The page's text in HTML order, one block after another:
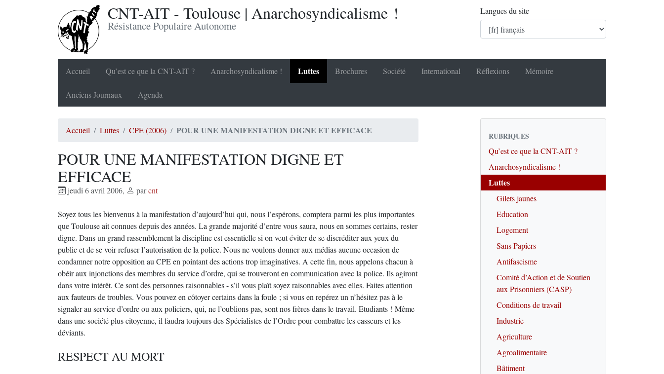
CNT-AIT - Toulouse | Anarchosyndicalisme !
Résistance Populaire Autonome
Langues du site
Accueil Qu’est ce que la CNT-AIT ? Anarchosyndicalisme ! Luttes Brochures Société International Réflexions Mémoire
Anciens Journaux Agenda
Accueil Luttes CPE (2006) POUR UNE MANIFESTATION DIGNE ET EFFICACE
POUR UNE MANIFESTATION DIGNE ET
EFFICACE
jeudi 6 avril 2006, parcnt
Soyez tous les bienvenus à la manifestation d’aujourd’hui qui, nous l’espérons, comptera parmi les plus importantes
que Toulouse ait connues depuis des années. La grande majorité d’entre vous saura, nous en sommes certains, rester
digne. Dans un grand rassemblement la discipline est essentielle si on veut éviter de se discréditer aux yeux du
public et de se voir refuser l’autorisation de la police. Nous ne voulons donner aux médias aucune occasion de
condamner notre opposition au CPE en pointant des actions trop imaginatives. A cette fin, nous appelons chacun à
obéir aux injonctions des membres du service d’ordre, qui se trouveront en communication avec la police. Ils agiront
dans votre intérêt. Ce sont des personnes raisonnables - s’il vous plaît soyez raisonnables avec elles. Faites attention
aux fauteurs de troubles. Vous pouvez en côtoyer certains dans la foule ; si vous en repérez un n’hésitez pas à le
signaler au service d’ordre ou aux policiers, qui, ne l’oublions pas, sont nos frères dans le travail. Etudiants ! Même
dans une société plus citoyenne, il faudra toujours des Spécialistes de l’Ordre pour combattre les casseurs et les
déviants.
RESPECT AU MORT
RUBRIQUES
Qu’est ce que la CNT-AIT ?
Anarchosyndicalisme !
Luttes
Gilets jaunes
Education
Logement
Sans Papiers
Antifascisme
Comité d’Action et de Soutien
aux Prisonniers (CASP)
Conditions de travail
Industrie
Agriculture
Agroalimentaire
Bâtiment